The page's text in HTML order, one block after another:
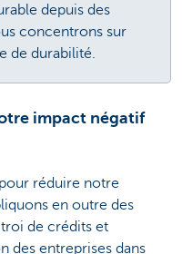
depuis des
concentrons sur
de durabilité.
impact négatif
réduire notre
en outre des
de crédits et
des entreprises dans